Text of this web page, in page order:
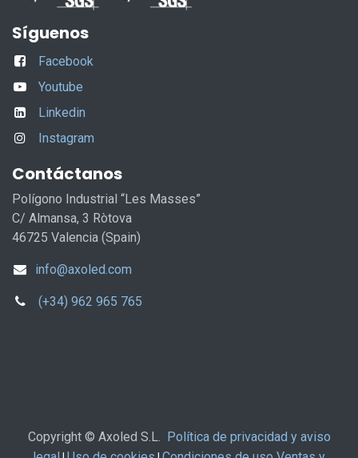
Síguenos
Facebook
Youtube
Linkedin
Instagram
Contáctanos
Polígono Industrial “Les Masses”
C/ Almansa, 3 Ròtova
46725 Valencia (Spain)
info@axoled.com
(+34) 962 965 765
Copyright © Axoled S.L.
Política de privacidad y aviso